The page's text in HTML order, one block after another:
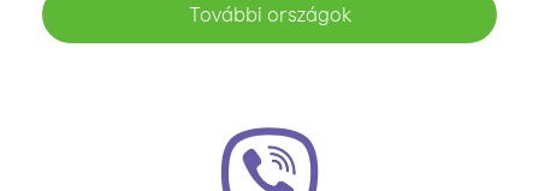
További országok